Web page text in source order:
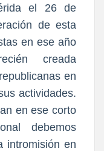
el 26 de
de esta
en ese año
creada
en
actividades.
en ese corto
debemos
intromisión en